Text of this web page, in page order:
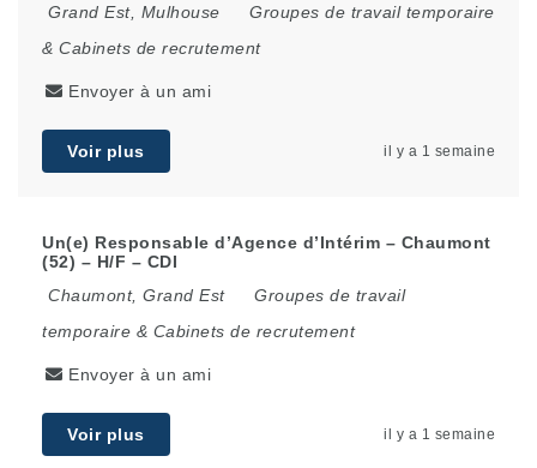
Grand Est, Mulhouse
Groupes de travail temporaire
& Cabinets de recrutement
Envoyer à un ami
Voir plus il y a 1 semaine
Un(e) Responsable d’Agence d’Intérim – Chaumont
(52) – H/F – CDI
Chaumont, Grand Est
Groupes de travail
temporaire & Cabinets de recrutement
Envoyer à un ami
Voir plus il y a 1 semaine